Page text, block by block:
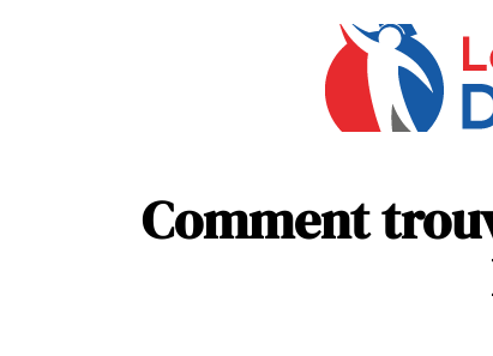
Comment